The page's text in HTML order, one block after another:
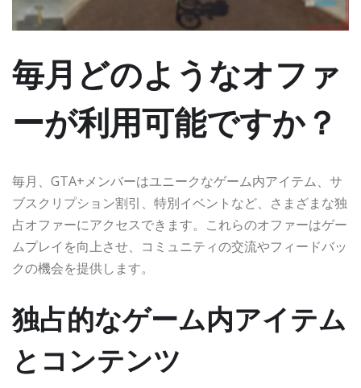
毎月どのようなオファ
ーが利用可能ですか？
毎月、GTA+メンバーはユニークなゲーム内アイテム、サ
ブスクリプション割引、特別イベントなど、さまざまな独
占オファーにアクセスできます。これらのオファーはゲー
ムプレイを向上させ、コミュニティの交流やフィードバッ
クの機会を提供します。
独占的なゲーム内アイテム
とコンテンツ